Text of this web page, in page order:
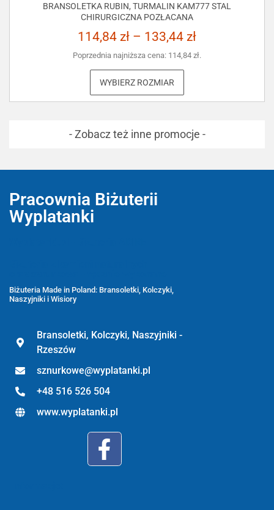
BRANSOLETKA RUBIN, TURMALIN KAM777 STAL
CHIRURGICZNA POZŁACANA
114,84 zł – 133,44 zł
Poprzednia najniższa cena: 114,84 zł.
WYBIERZ ROZMIAR
- Zobacz też inne promocje -
Pracownia Biżuterii
Wyplatanki
Biżuteria Made in Poland: Bransoletki, Kolczyki,
Naszyjniki i Wisiory
Bransoletki, Kolczyki, Naszyjniki -
Rzeszów
sznurkowe@wyplatanki.pl
+48 516 526 504
www.wyplatanki.pl